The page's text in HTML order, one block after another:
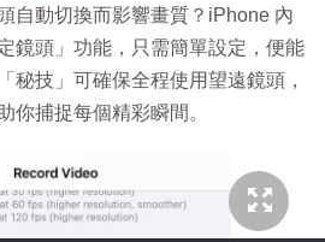
自動切換而影響畫質？iPhone 內
鏡頭」功能，只需簡單設定，便能
秘技」可確保全程使用望遠鏡頭，
你捕捉每個精彩瞬間。